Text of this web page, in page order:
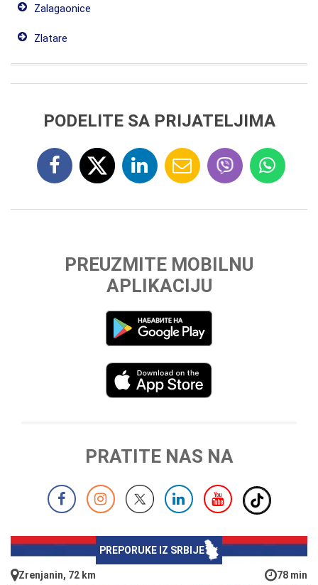
Zalagaonice
Zlatare
PODELITE SA PRIJATELJIMA
PREUZMITE MOBILNU
APLIKACIJU
PRATITE NAS NA
PREPORUKE IZ SRBIJE
Zrenjanin, 72 km 78 min